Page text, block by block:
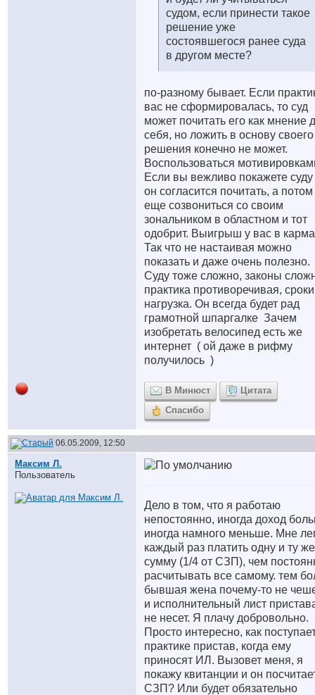
судом, если принести такое
решение уже
состоявшегося ранее суда
в другом месте?
по-разному бывает. Если
вас не сформировалась, то суд
может почитать его как мнение
себя, но ложить в основу своего
решения конечно не может.
Воспользоваться
Если вы вежливо покажете суду
он согласится почитать, а потом
еще созвониться со своим
зональником в областном и тот
одобрит. Выигрыш у вас в
Так что не настаивая можно
показать и даже очень полезно.
Суду тоже сложно, законы
практика противоречивая,
нагрузка. Он всегда будет рад
грамотной шпаргалке Зачем
изобретать велосипед есть же
интернет ( ой даже в рифму
получилось )
В Минюст
Цитата
Спасибо
06.05.2009, 12:50
Максим Л.
Пользователь
Дело в том, что я работаю
непостоянно, иногда доход
иногда намного меньше. Мне
каждый раз платить одну и ту же
сумму (1/4 от СЗП), чем
расчитывать все самому. тем
бывшая жена почему-то не
и исполнительный лист
не несет. Я плачу добровольно.
Просто интересно, как
практике пристав, когда ему
приносят ИЛ. Вызовет меня, я
покажу квитанции и он
СЗП? Или будет обязательно